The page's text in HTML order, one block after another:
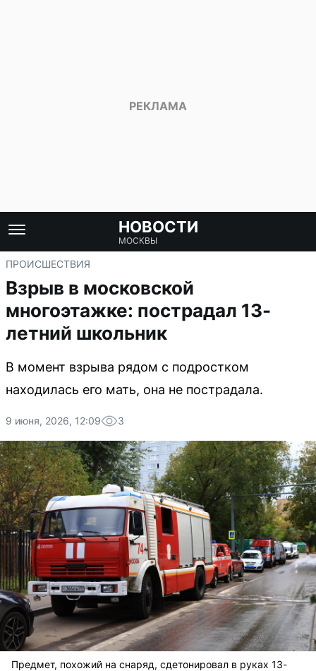
НОВОСТИ
МОСКВЫ
ПРОИСШЕСТВИЯ
Взрыв в московской
многоэтажке: пострадал 13-
летний школьник
В момент взрыва рядом с подростком
находилась его мать, она не пострадала.
9 июня, 2026, 12:09 3
Предмет, похожий на снаряд, сдетонировал в руках 13-